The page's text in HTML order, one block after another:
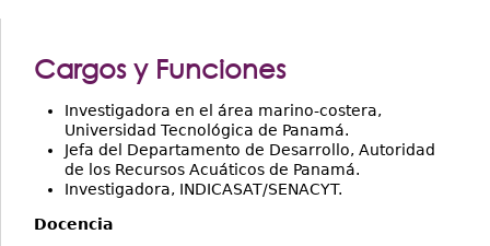
Cargos y Funciones
Investigadora en el área marino-costera,
Universidad Tecnológica de Panamá.
Jefa del Departamento de Desarrollo, Autoridad
de los Recursos Acuáticos de Panamá.
Investigadora, INDICASAT/SENACYT.
Docencia